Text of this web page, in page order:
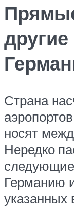
Страна
носят
Нередко
Германию